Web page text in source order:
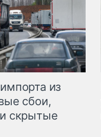
из
сбои,
скрытые